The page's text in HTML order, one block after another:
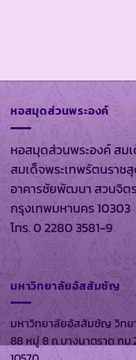
หอสมุดส่วนพระองค์
หอสมุดส่วนพระองค์ สมเ
สมเด็จพระเทพรัตนราช
อาคารชัยพัฒนา สวนจิต
กรุงเทพมหานคร 10303
โทร. 0 2280 3581-9
มหาวิทยาลัยอัสสัมชัญ
มหาวิทยาลัยอัสสัมชัญ วิทย
88 หมู่ 8 ถ.บางนาตราด กม